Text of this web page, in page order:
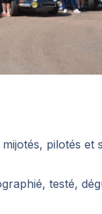
pilotés et
testé,